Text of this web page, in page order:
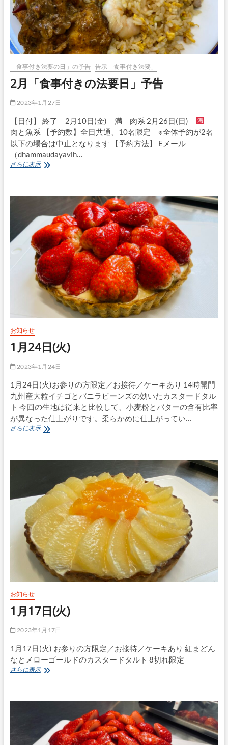
「食事付き法要の日」の予告 告示「食事付き法要」
2月「食事付きの法要日」予告
2023年1月27日
【日付】 終了 2月10日(金) 満 肉系 2月26日(日)
肉と魚系 【予約数】全日共通、10名限定 ※全体予約が2名
以下の場合は中止となります 【予約方法】 Eメール
（dhammaudayavih…
さらに表示2
の
法
要
日」
予
告
お知らせ
1月24日(火)
2023年1月24日
1月24日(火)お参りの方限定／お接待／ケーキあり 14時開門
九州産大粒イチゴとバニラビーンズの効いたカスタードタル
ト 今回の生地は従来と比較して、小麦粉とバターの含有比率
が異なった仕上がりです。柔らかめに仕上がってい…
さらに表示1
お知らせ
1月17日(火)
2023年1月17日
1月17日(火) お参りの方限定／お接待／ケーキあり 紅まどん
なとメローゴールドのカスタードタルト 8切れ限定
さらに表示1